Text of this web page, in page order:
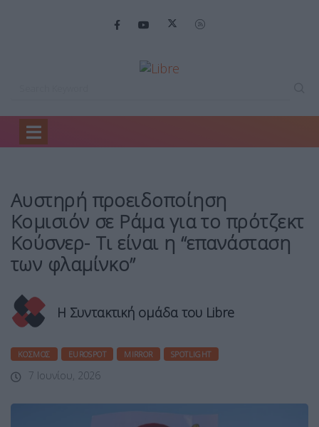
Home
Αυστηρή προειδοποίηση Κομισιόν…
Αυστηρή προειδοποίηση
Κομισιόν σε Ράμα για το πρότζεκτ
Κούσνερ- Τι είναι η “επανάσταση
των φλαμίνκο”
Η Συντακτική ομάδα του Libre
ΚΌΣΜΟΣ EUROSPOT MIRROR SPOTLIGHT
7 Ιουνίου, 2026